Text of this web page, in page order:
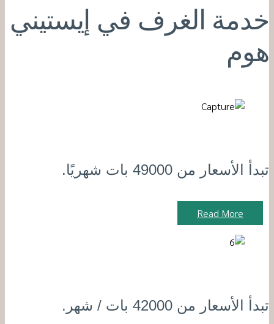
خدمة الغرف في إيستيني
هوم
تبدأ الأسعار من 49000 بات شهريًا.
Read More
تبدأ الأسعار من 42000 بات / شهر.